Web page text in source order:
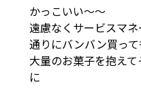
かっこいい～～
遠慮なくサービスマ
通りにバンバン買っ
大量のお菓子を抱え
に